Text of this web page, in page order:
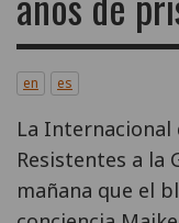
en es
La Internacional
Resistentes a la
mañana que el